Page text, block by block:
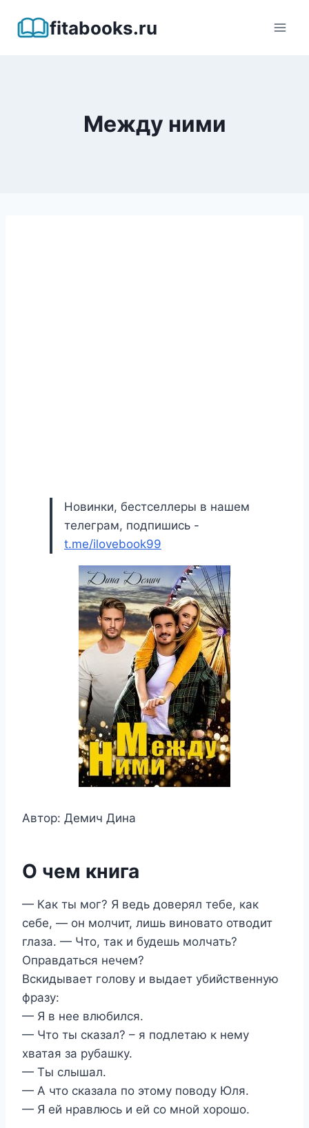
fitabooks.ru
Между ними
Новинки, бестселлеры в нашем
телеграм, подпишись -
t.me/ilovebook99
Автор: Демич Дина
О чем книга
— Как ты мог? Я ведь доверял тебе, как
себе, — он молчит, лишь виновато отводит
глаза. — Что, так и будешь молчать?
Оправдаться нечем?
Вскидывает голову и выдает убийственную
фразу:
— Я в нее влюбился.
— Что ты сказал? – я подлетаю к нему
хватая за рубашку.
— Ты слышал.
— А что сказала по этому поводу Юля.
— Я ей нравлюсь и ей со мной хорошо.